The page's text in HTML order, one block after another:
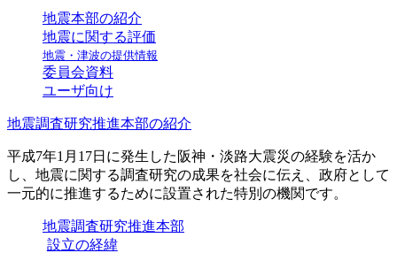
地震本部の紹介
地震に関する評価
地震・津波の提供情報
委員会資料
ユーザ向け
地震調査研究推進本部の紹介
平成7年1月17日に発生した阪神・淡路大震災の経験を活か
し、地震に関する調査研究の成果を社会に伝え、政府として
一元的に推進するために設置された特別の機関です。
地震調査研究推進本部
設立の経緯